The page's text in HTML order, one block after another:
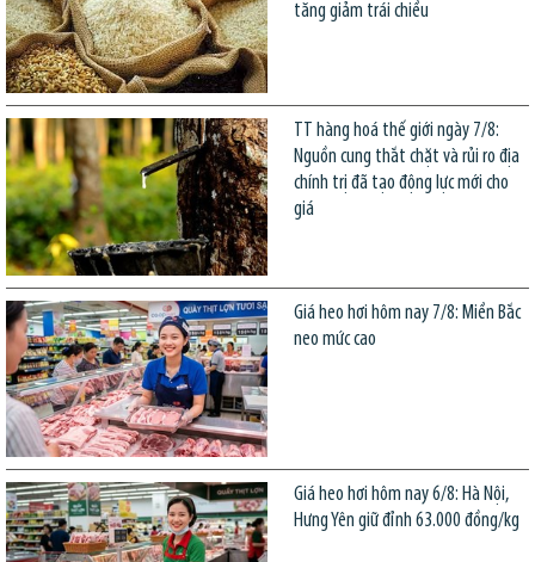
tăng giảm trái chiều
TT hàng hoá thế giới ngày 7/8:
Nguồn cung thắt chặt và rủi ro địa
chính trị đã tạo động lực mới cho
giá
Giá heo hơi hôm nay 7/8: Miền Bắc
neo mức cao
Giá heo hơi hôm nay 6/8: Hà Nội,
Hưng Yên giữ đỉnh 63.000 đồng/kg